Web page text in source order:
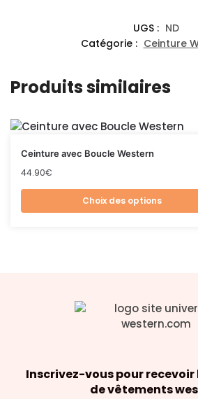
UGS : ND
Catégorie : Ceinture
Produits similaires
Ceinture avec Boucle Western
44.90€
Choix des options
Inscrivez-vous pour
de vêtements